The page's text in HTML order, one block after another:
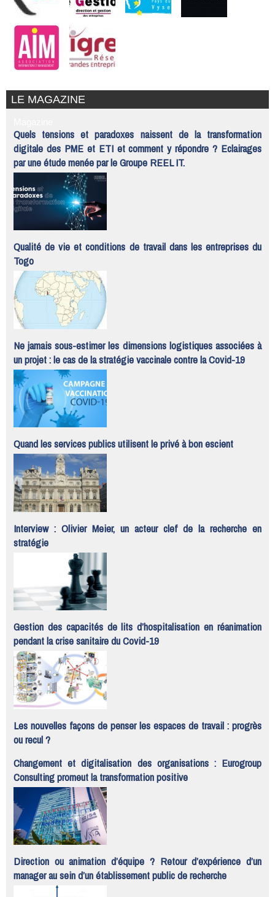
LE MAGAZINE
Quels tensions et paradoxes naissent de la transformation
digitale des PME et ETI et comment y répondre ? Eclairages
par une étude menée par le Groupe REEL IT.
Qualité de vie et conditions de travail dans les entreprises du
Togo
Ne jamais sous-estimer les dimensions logistiques associées à
un projet : le cas de la stratégie vaccinale contre la Covid-19
Quand les services publics utilisent le privé à bon escient
Interview : Olivier Meier, un acteur clef de la recherche en
stratégie
Gestion des capacités de lits d’hospitalisation en réanimation
pendant la crise sanitaire du Covid-19
Les nouvelles façons de penser les espaces de travail : progrès
ou recul ?
Changement et digitalisation des organisations : Eurogroup
Consulting promeut la transformation positive
Direction ou animation d’équipe ? Retour d’expérience d’un
manager au sein d’un établissement public de recherche